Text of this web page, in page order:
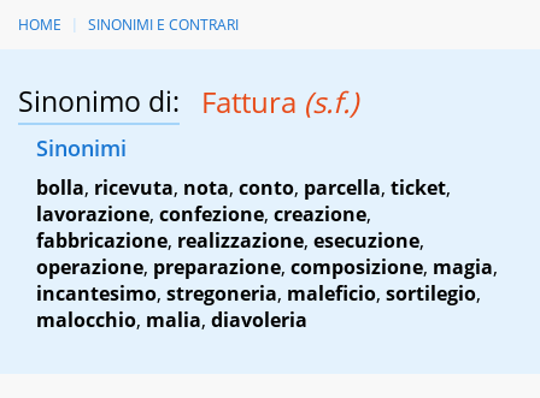
HOME SINONIMI E CONTRARI
Sinonimo di: Fattura (s.f.)
Sinonimi
bolla, ricevuta, nota, conto, parcella, ticket,
lavorazione, confezione, creazione,
fabbricazione, realizzazione, esecuzione,
operazione, preparazione, composizione, magia,
incantesimo, stregoneria, maleficio, sortilegio,
malocchio, malia, diavoleria